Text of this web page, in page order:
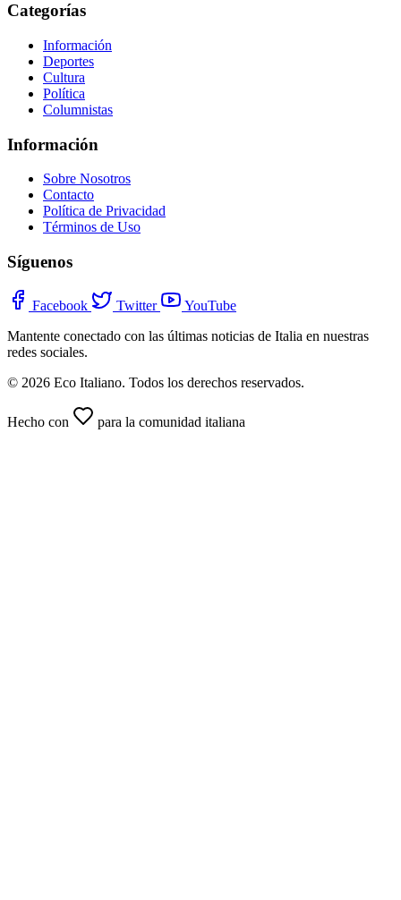
Categorías
Información
Deportes
Cultura
Política
Columnistas
Información
Sobre Nosotros
Contacto
Política de Privacidad
Términos de Uso
Síguenos
Facebook Twitter
YouTube
Mantente conectado con las últimas noticias de Italia en nuestras
redes sociales.
© 2026 Eco Italiano. Todos los derechos reservados.
Hecho con para la comunidad italiana